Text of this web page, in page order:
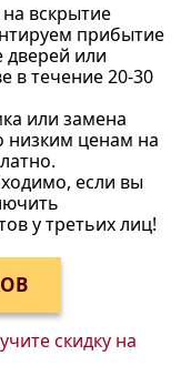
вскрытие
прибытие
дверей или
в течение 20-30
или замена
низким ценам на
если вы
у третьих лиц!
скидку на